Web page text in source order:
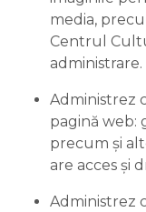
media,
Centrul
administrare.
Administrez
pagină web:
precum și
are acces și
Administrez